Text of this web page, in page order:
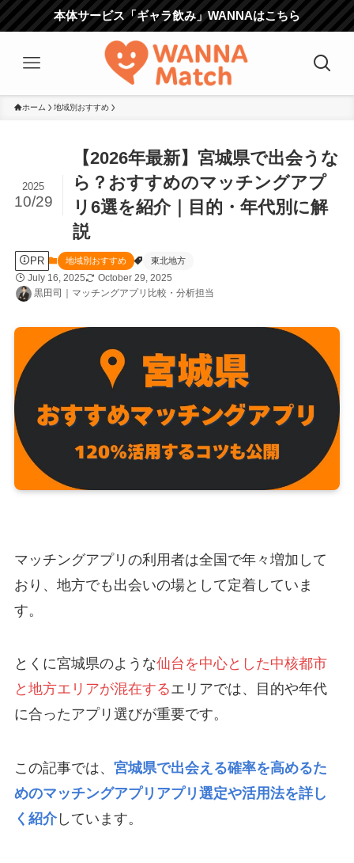
本体サービス「ギャラ飲み」WANNAはこちら
ホーム 地域別おすすめ
【2026年最新】宮城県で出会うな
ら？おすすめのマッチングアプ
リ6選を紹介｜目的・年代別に解
説
2025
10/29
PR 地域別おすすめ 東北地方
July 16, 2025
October 29, 2025
黒田司｜マッチングアプリ比較・分析担当
マッチングアプリの利用者は全国で年々増加して
おり、地方でも出会いの場として定着していま
す。
とくに宮城県のような仙台を中心とした中核都市
と地方エリアが混在するエリアでは、目的や年代
に合ったアプリ選びが重要です。
この記事では、 宮城県で出会える確率を高めるた
めのマッチングアプリアプリ選定や活用法を詳し
く紹介しています。